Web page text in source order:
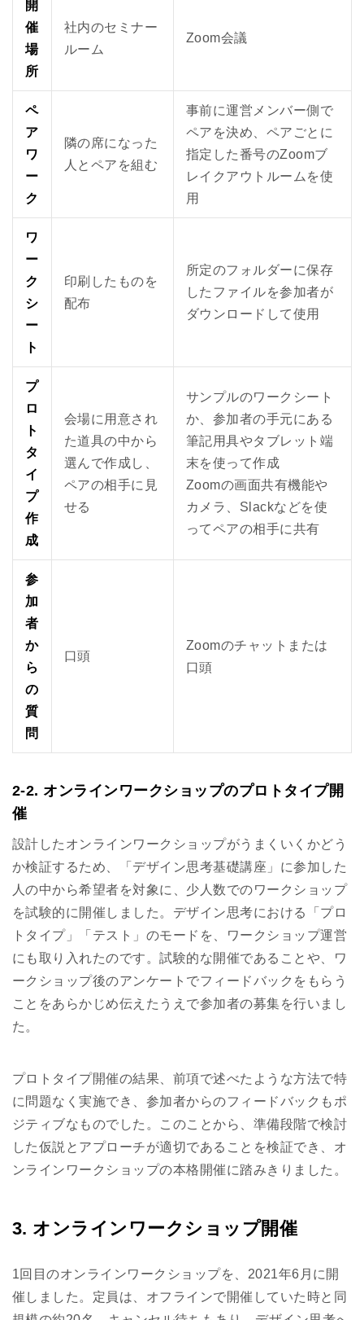
開
催
場
所
社内のセミナー
ルーム
Zoom会議
ペ
ア
ワ
ー
ク
隣の席になった
人とペアを組む
事前に運営メンバー側で
ペアを決め、ペアごとに
指定した番号のZoomブ
レイクアウトルームを使
用
ワ
ー
ク
シ
ー
ト
印刷したものを
配布
所定のフォルダーに保存
したファイルを参加者が
ダウンロードして使用
プ
ロ
ト
タ
イ
プ
作
成
会場に用意され
た道具の中から
選んで作成し、
ペアの相手に見
せる
サンプルのワークシート
か、参加者の手元にある
筆記用具やタブレット端
末を使って作成
Zoomの画面共有機能や
カメラ、Slackなどを使
ってペアの相手に共有
参
加
者
か
ら
の
質
問
口頭
Zoomのチャットまたは
口頭
2-2. オンラインワークショップのプロトタイプ開
催
設計したオンラインワークショップがうまくいくかどう
か検証するため、「デザイン思考基礎講座」に参加した
人の中から希望者を対象に、少人数でのワークショップ
を試験的に開催しました。デザイン思考における「プロ
トタイプ」「テスト」のモードを、ワークショップ運営
にも取り入れたのです。試験的な開催であることや、ワ
ークショップ後のアンケートでフィードバックをもらう
ことをあらかじめ伝えたうえで参加者の募集を行いまし
た。
プロトタイプ開催の結果、前項で述べたような方法で特
に問題なく実施でき、参加者からのフィードバックもポ
ジティブなものでした。このことから、準備段階で検討
した仮説とアプローチが適切であることを検証でき、オ
ンラインワークショップの本格開催に踏みきりました。
3. オンラインワークショップ開催
1回目のオンラインワークショップを、2021年6月に開
催しました。定員は、オフラインで開催していた時と同